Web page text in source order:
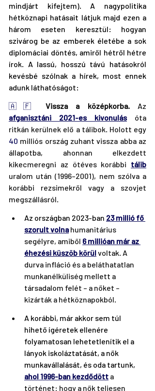
mindjárt kifejtem). A nagypolitika
hétköznapi hatásait látjuk majd ezen a
három eseten keresztül: hogyan
szivárog be az emberek életébe a sok
diplomáciai döntés, amiről hétről hétre
írok. A lassú, hosszú távú hatásokról
kevésbé szólnak a hírek, most ennek
adunk láthatóságot:
🇦🇫 Vissza a középkorba.
afganisztáni 2021-es kivonulás óta
40 milliós ország zuhant vissza abba az
állapotba, ahonnan elkezdett
kikecmeregni az ötéves korábbi tálib
uralom után (1996–2001), nem szólva a
korábbi rezsimekről vagy a szovjet
megszállásról.
Az országban 2023-ban 23 millió fő
szorult volna humanitárius
segélyre, amiből 6 millióan már az
éhezési küszöb körül voltak. A
durva infláció és a beláthatatlan
munkanélküliség mellett a
társadalom felét – a nőket –
kizárták a hétköznapokból.
A korábbi, már akkor sem túl
hihető ígéretek ellenére
folyamatosan lehetetlenítik el a
lányok iskoláztatását, a nők
munkavállalását, és oda tartunk,
ahol 1996-ban kezdődött a
történet: hogy a nők teljesen